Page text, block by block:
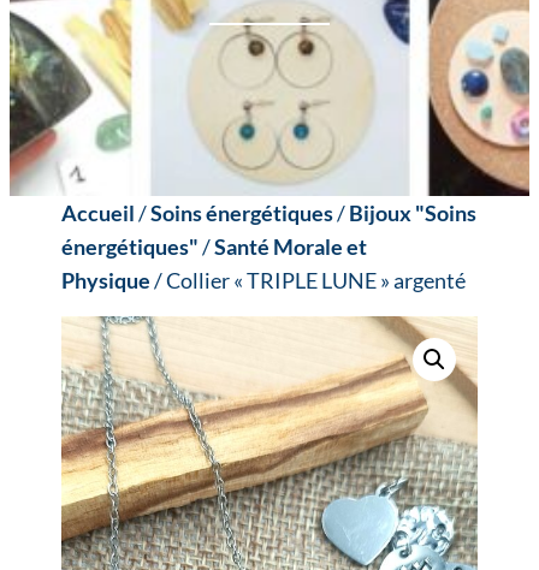
Accueil/Soins énergétiques/Bijoux "Soins
énergétiques"/Santé Morale et
Physique/ Collier « TRIPLE LUNE » argenté